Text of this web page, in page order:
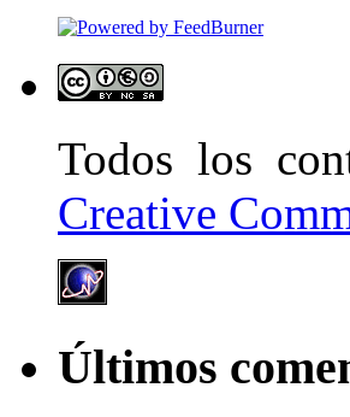
Todos los
Creative
Últimos